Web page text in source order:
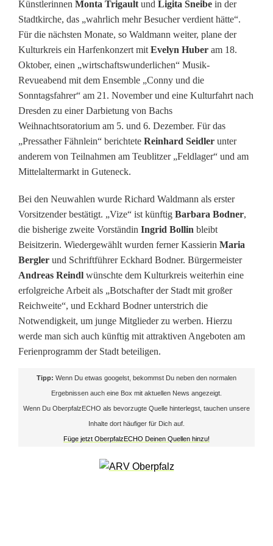
t
ä
t
i
g
t
V
r
s
t
a
n
d
d
Künstlerinnen Monta Trigault und Ligita Sneibe in der
Stadtkirche, das „wahrlich mehr Besucher verdient hätte“.
Für die nächsten Monate, so Waldmann weiter, plane der
Kulturkreis ein Harfenkonzert mit Evelyn Huber am 18.
Oktober, einen „wirtschaftswunderlichen“ Musik-
Revueabend mit dem Ensemble „Conny und die
Sonntagsfahrer“ am 21. November und eine Kulturfahrt nach
Dresden zu einer Darbietung von Bachs
Weihnachtsoratorium am 5. und 6. Dezember. Für das
„Pressather Fähnlein“ berichtete Reinhard Seidler unter
anderem von Teilnahmen am Teublitzer „Feldlager“ und am
Mittelaltermarkt in Guteneck.
Bei den Neuwahlen wurde Richard Waldmann als erster
Vorsitzender bestätigt. „Vize“ ist künftig Barbara Bodner,
die bisherige zweite Vorständin Ingrid Bollin bleibt
Beisitzerin. Wiedergewählt wurden ferner Kassierin Maria
Bergler und Schriftführer Eckhard Bodner. Bürgermeister
Andreas Reindl wünschte dem Kulturkreis weiterhin eine
erfolgreiche Arbeit als „Botschafter der Stadt mit großer
Reichweite“, und Eckhard Bodner unterstrich die
Notwendigkeit, um junge Mitglieder zu werben. Hierzu
werde man sich auch künftig mit attraktiven Angeboten am
Ferienprogramm der Stadt beteiligen.
Tipp: Wenn Du etwas googelst, bekommst Du neben den normalen
Ergebnissen auch eine Box mit aktuellen News angezeigt.
Wenn Du OberpfalzECHO als bevorzugte Quelle hinterlegst, tauchen unsere
Inhalte dort häufiger für Dich auf.
Füge jetzt OberpfalzECHO Deinen Quellen hinzu!